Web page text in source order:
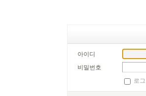
아이디
비밀번호
로